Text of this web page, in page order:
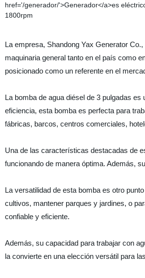
La empresa, Shandong Yax Generator
maquinaria general tanto en el país como
posicionado como un referente en el
La bomba de agua diésel de 3 pulgadas
eficiencia, esta bomba es perfecta para
fábricas, barcos, centros comerciales,
Una de las características destacadas de
funcionando de manera óptima. Además,
La versatilidad de esta bomba es otro
cultivos, mantener parques y jardines, o
confiable y eficiente.
Además, su capacidad para trabajar con
la convierte en una elección versátil para